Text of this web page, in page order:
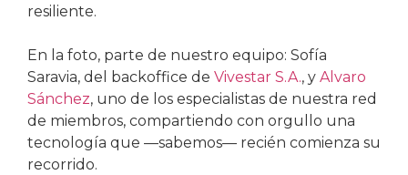
resiliente.
En la foto, parte de nuestro equipo: Sofía
Saravia, del backoffice de Vivestar S.A., y Alvaro
Sánchez, uno de los especialistas de nuestra red
de miembros, compartiendo con orgullo una
tecnología que —sabemos— recién comienza su
recorrido.